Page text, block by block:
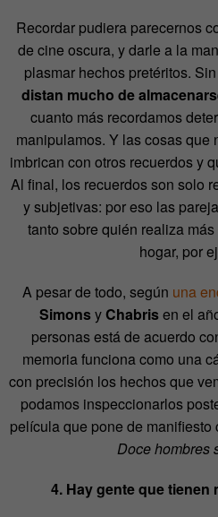
Recordar pudiera parecernos
de cine oscura, y darle a la
plasmar hechos pretéritos.
distan mucho de
cuanto más recordamos
manipulamos. Y las cosas que
imbrican con otros recuerdos y
Al final, los recuerdos son solo
y subjetivas: por eso las
tanto sobre quién realiza
hogar, por
A pesar de todo, según una
SimonsyChabrisen el
personas está de acuerdo
memoria funciona como una
con precisión los hechos que
podamos inspeccionarlos
película que pone de manifiesto
Doce hombres
4. Hay gente que